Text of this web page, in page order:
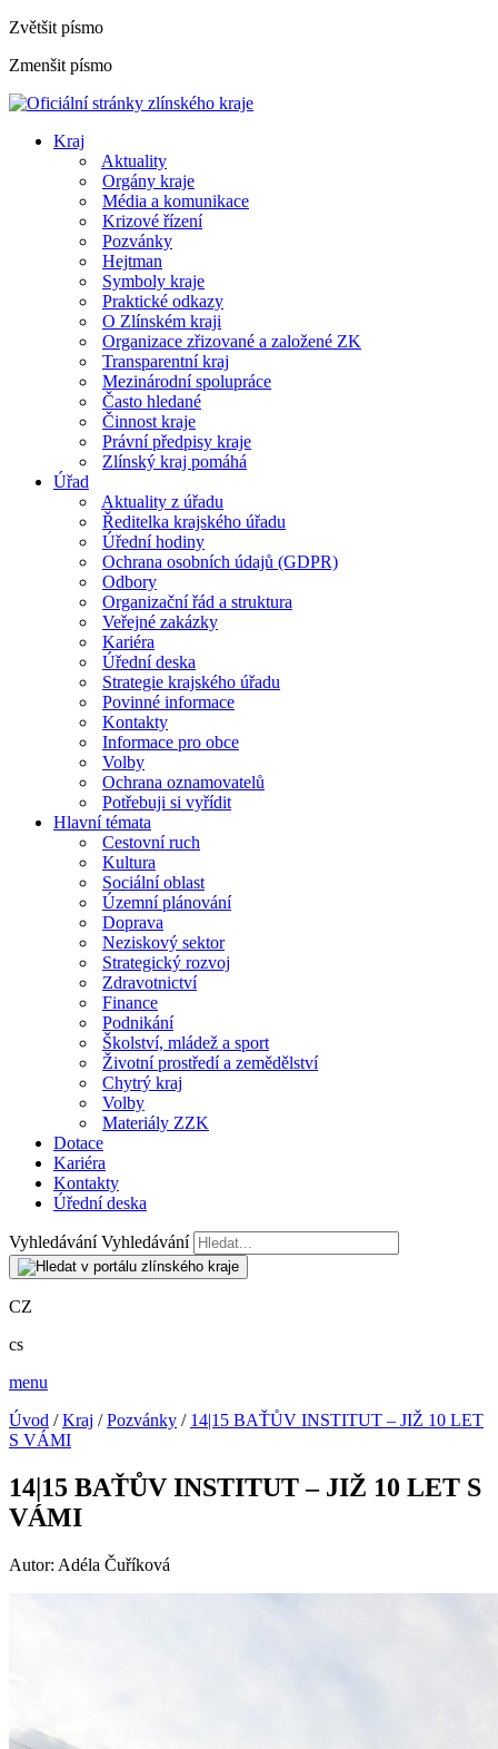
Zvětšit písmo
Zmenšit písmo
Kraj
Aktuality
Orgány kraje
Média a komunikace
Krizové řízení
Pozvánky
Hejtman
Symboly kraje
Praktické odkazy
O Zlínském kraji
Organizace zřizované a založené ZK
Transparentní kraj
Mezinárodní spolupráce
Často hledané
Činnost kraje
Právní předpisy kraje
Zlínský kraj pomáhá
Úřad
Aktuality z úřadu
Ředitelka krajského úřadu
Úřední hodiny
Ochrana osobních údajů (GDPR)
Odbory
Organizační řád a struktura
Veřejné zakázky
Kariéra
Úřední deska
Strategie krajského úřadu
Povinné informace
Kontakty
Informace pro obce
Volby
Ochrana oznamovatelů
Potřebuji si vyřídit
Hlavní témata
Cestovní ruch
Kultura
Sociální oblast
Územní plánování
Doprava
Neziskový sektor
Strategický rozvoj
Zdravotnictví
Finance
Podnikání
Školství, mládež a sport
Životní prostředí a zemědělství
Chytrý kraj
Volby
Materiály ZZK
Dotace
Kariéra
Kontakty
Úřední deska
Vyhledávání Vyhledávání
CZ
cs
menu
Úvod /Kraj /Pozvánky / 14|15 BAŤŮV INSTITUT – JIŽ 10 LET
S VÁMI
14|15 BAŤŮV INSTITUT – JIŽ 10 LET S
VÁMI
Autor: Adéla Čuříková